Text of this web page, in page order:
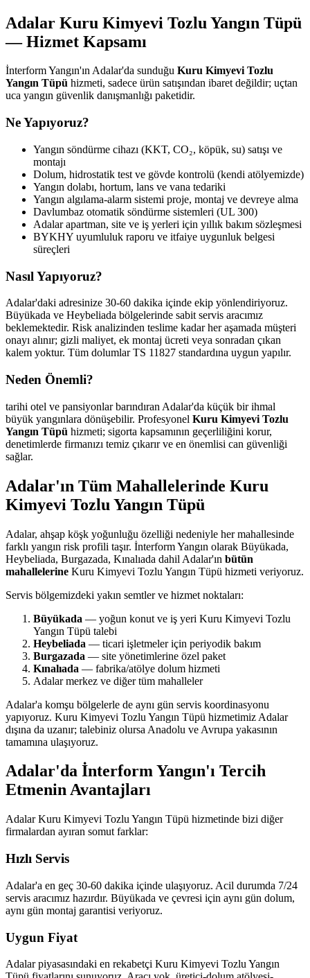
Adalar Kuru Kimyevi Tozlu Yangın Tüpü
— Hizmet Kapsamı
İnterform Yangın'ın Adalar'da sunduğu Kuru Kimyevi Tozlu
Yangın Tüpü hizmeti, sadece ürün satışından ibaret değildir; uçtan
uca yangın güvenlik danışmanlığı paketidir.
Ne Yapıyoruz?
Yangın söndürme cihazı (KKT, CO₂, köpük, su) satışı ve
montajı
Dolum, hidrostatik test ve gövde kontrolü (kendi atölyemizde)
Yangın dolabı, hortum, lans ve vana tedariki
Yangın algılama-alarm sistemi proje, montaj ve devreye alma
Davlumbaz otomatik söndürme sistemleri (UL 300)
Adalar apartman, site ve iş yerleri için yıllık bakım sözleşmesi
BYKHY uyumluluk raporu ve itfaiye uygunluk belgesi
süreçleri
Nasıl Yapıyoruz?
Adalar'daki adresinize 30-60 dakika içinde ekip yönlendiriyoruz.
Büyükada ve Heybeliada bölgelerinde sabit servis aracımız
beklemektedir. Risk analizinden teslime kadar her aşamada müşteri
onayı alınır; gizli maliyet, ek montaj ücreti veya sonradan çıkan
kalem yoktur. Tüm dolumlar TS 11827 standardına uygun yapılır.
Neden Önemli?
tarihi otel ve pansiyonlar barındıran Adalar'da küçük bir ihmal
büyük yangınlara dönüşebilir. Profesyonel Kuru Kimyevi Tozlu
Yangın Tüpü hizmeti; sigorta kapsamının geçerliliğini korur,
denetimlerde firmanızı temiz çıkarır ve en önemlisi can güvenliği
sağlar.
Adalar'ın Tüm Mahallelerinde Kuru
Kimyevi Tozlu Yangın Tüpü
Adalar, ahşap köşk yoğunluğu özelliği nedeniyle her mahallesinde
farklı yangın risk profili taşır. İnterform Yangın olarak Büyükada,
Heybeliada, Burgazada, Kınalıada dahil Adalar'ın bütün
mahallelerine Kuru Kimyevi Tozlu Yangın Tüpü hizmeti veriyoruz.
Servis bölgemizdeki yakın semtler ve hizmet noktaları:
Büyükada — yoğun konut ve iş yeri Kuru Kimyevi Tozlu
Yangın Tüpü talebi
Heybeliada — ticari işletmeler için periyodik bakım
Burgazada — site yönetimlerine özel paket
Kınalıada — fabrika/atölye dolum hizmeti
Adalar merkez ve diğer tüm mahalleler
Adalar'a komşu bölgelerle de aynı gün servis koordinasyonu
yapıyoruz. Kuru Kimyevi Tozlu Yangın Tüpü hizmetimiz Adalar
dışına da uzanır; talebiniz olursa Anadolu ve Avrupa yakasının
tamamına ulaşıyoruz.
Adalar'da İnterform Yangın'ı Tercih
Etmenin Avantajları
Adalar Kuru Kimyevi Tozlu Yangın Tüpü hizmetinde bizi diğer
firmalardan ayıran somut farklar:
Hızlı Servis
Adalar'a en geç 30-60 dakika içinde ulaşıyoruz. Acil durumda 7/24
servis aracımız hazırdır. Büyükada ve çevresi için aynı gün dolum,
aynı gün montaj garantisi veriyoruz.
Uygun Fiyat
Adalar piyasasındaki en rekabetçi Kuru Kimyevi Tozlu Yangın